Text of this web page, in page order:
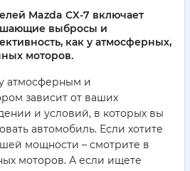
Mazda CX-7 включает
выбросы и
как у атмосферных,
моторов.
атмосферным и
зависит от ваших
и условий, в которых вы
автомобиль. Если хотите
мощности – смотрите в
моторов. А если ищете